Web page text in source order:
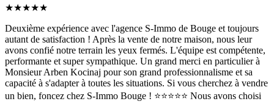
★★★★★
Deuxième expérience avec l'agence S-Immo de Bouge et toujours
autant de satisfaction ! Après la vente de notre maison, nous leur
avons confié notre terrain les yeux fermés. L'équipe est compétente,
performante et super sympathique. Un grand merci en particulier à
Monsieur Arben Kocinaj pour son grand professionnalisme et sa
capacité à s'adapter à toutes les situations. Si vous cherchez à vendre
un bien, foncez chez S-Immo Bouge ! ⭐⭐⭐⭐⭐ Nous avons choisi